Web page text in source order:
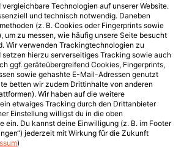
Technologien auf unserer Website.
und technisch notwendig. Daneben
(z. B. Cookies oder Fingerprints sowie
um zu messen, wie häufig unsere Seite besucht
Wir verwenden Trackingtechnologien zu
hierzu serverseitiges Tracking sowie auch
ggf. geräteübergreifend Cookies, Fingerprints,
sowie gehashte E-Mail-Adressen genutzt
betten wir zudem Drittinhalte von anderen
Wir haben auf die weitere
etwaiges Tracking durch den Drittanbieter
Einstellung willigst du in die oben
ein. Du kannst deine Einwilligung (z. B. im Footer
jederzeit mit Wirkung für die Zukunft
)